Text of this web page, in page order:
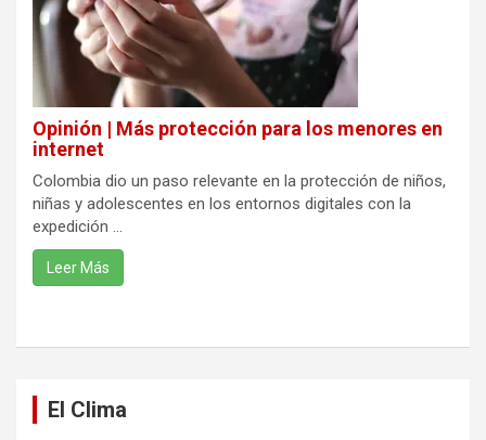
Opinión | Más protección para los menores en
internet
Colombia dio un paso relevante en la protección de niños,
niñas y adolescentes en los entornos digitales con la
expedición ...
Leer Más
El Clima